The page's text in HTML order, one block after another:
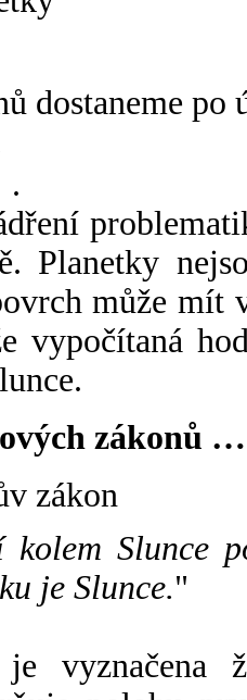
dostaneme po
.
Planetky
může mít
vypočítaná
zákonů …
zákon
kolem Slunce
je Slunce."
vyznačena